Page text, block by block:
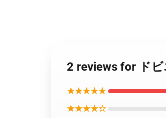
2 reviews for ド
★★★★★
★★★★☆